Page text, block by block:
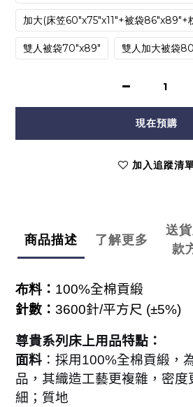
加大(床笠60"x75"x11"+被袋86"x89"+
雙人被袋70"x89" 雙人加大被袋
現在預購
加入追蹤清
商品描述 了解更多
送
款
布料： 100%全棉貢緞
針數： 3600針/平方尺 (±5%)
尊貴系列床上用品特點：
面料 ：採用100%全棉貢緞，
品，其織造工藝更複雜，密度
細；質地